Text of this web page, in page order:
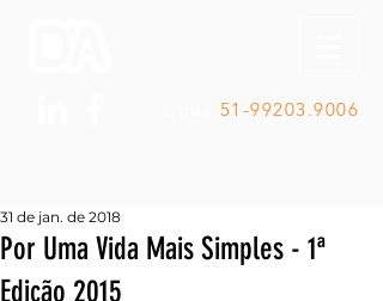
51-99203.9006
Por Uma Vida Mais Simples - 1ª
Edição 2015
31 de jan. de 2018